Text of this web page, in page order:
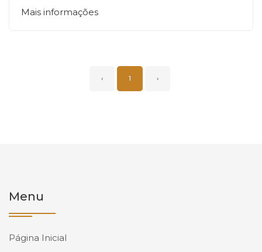
Mais informações
‹ 1 ›
Menu
Página Inicial